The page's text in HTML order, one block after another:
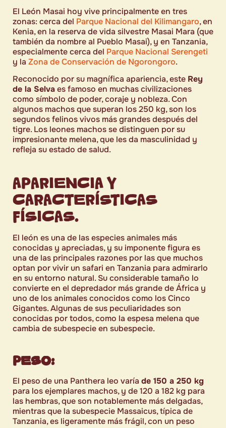
El León Masai hoy vive principalmente en tres
zonas: cerca del Parque Nacional del Kilimangaro, en
Kenia, en la reserva de vida silvestre Masai Mara (que
también da nombre al Pueblo Masai), y en Tanzania,
especialmente cerca del Parque Nacional Serengeti
y la Zona de Conservación de Ngorongoro.
Reconocido por su magnífica apariencia, este Rey
de la Selvaes famoso en muchas civilizaciones
como símbolo de poder, coraje y nobleza. Con
algunos machos que superan los 250 kg, son los
segundos felinos vivos más grandes después del
tigre. Los leones machos se distinguen por su
impresionante melena, que les da masculinidad y
refleja su estado de salud.
APARIENCIA Y
CARACTERÍSTICAS
FÍSICAS.
El león es una de las especies animales más
conocidas y apreciadas, y su imponente figura es
una de las principales razones por las que muchos
optan por vivir un safari en Tanzania para admirarlo
en su entorno natural. Su considerable tamaño lo
convierte en el depredador más grande de África y
uno de los animales conocidos como los Cinco
Gigantes. Algunas de sus peculiaridades son
conocidas por todos, como la espesa melena que
cambia de subespecie en subespecie.
PESO:
El peso de una Panthera leo varía de 150 a 250 kg
para los ejemplares machos, y de 120 a 182 kg para
las hembras, que son notablemente más delgadas,
mientras que la subespecie Massaicus, típica de
Tanzania, es ligeramente más frágil, con un peso